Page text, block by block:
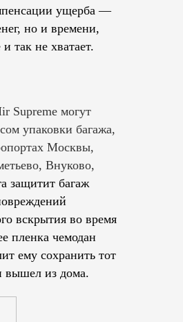
ущерба —
но и времени,
так не хватает.
Supreme могут
упаковки багажа,
Москвы,
Внуково,
защитит багаж
вскрытия во время
пленка чемодан
ему сохранить тот
вышел из дома.